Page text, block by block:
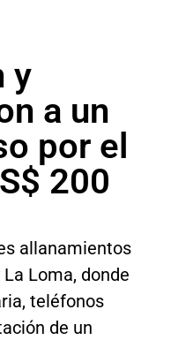
y
a un
por el
200
allanamientos
Loma, donde
teléfonos
de un